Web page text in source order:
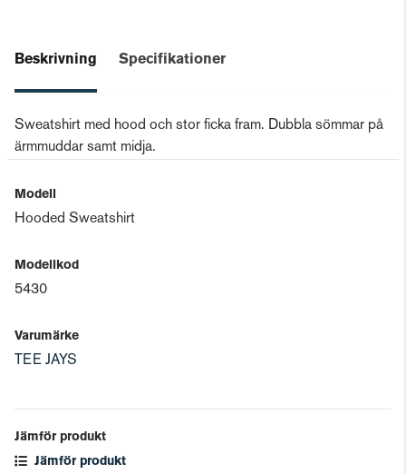
Beskrivning Specifikationer
Sweatshirt med hood och stor ficka fram. Dubbla sömmar på
ärmmuddar samt midja.
Modell
Hooded Sweatshirt
Modellkod
5430
Varumärke
TEE JAYS
Jämför produkt
Jämför produkt